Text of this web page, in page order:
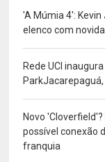
'A Múmia 4': Kevin
elenco com
Rede UCI
Novo
possível conexão
franquia